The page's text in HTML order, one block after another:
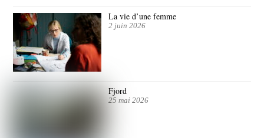
La vie d’une femme
2 juin 2026
Fjord
25 mai 2026